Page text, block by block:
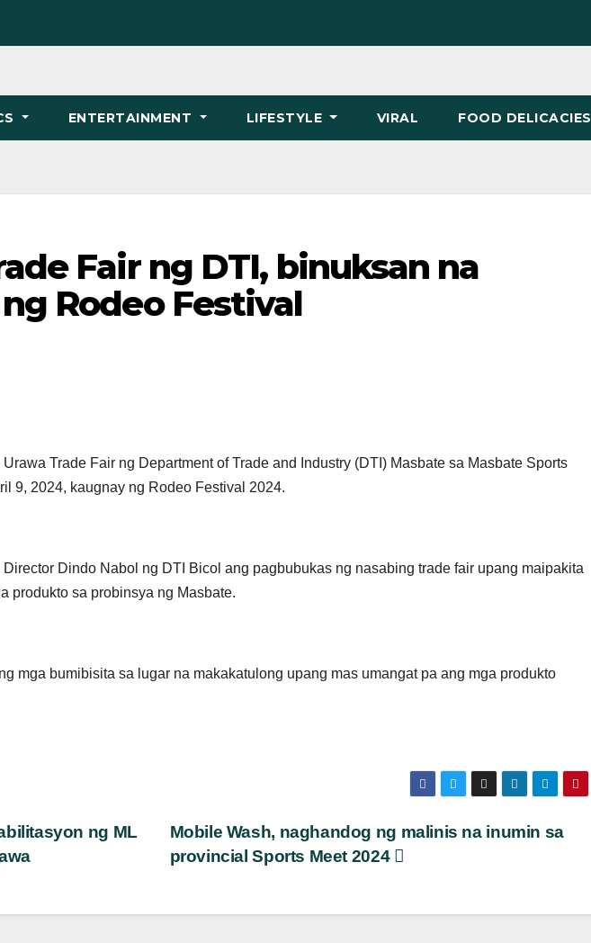
ENTERTAINMENT LIFESTYLE VIRAL FOOD DELICACIES
Fair ng DTI, binuksan na
Rodeo Festival
Trade Fair ng Department of Trade and Industry (DTI) Masbate sa Masbate Sports
9, 2024, kaugnay ng Rodeo Festival 2024.
Dindo Nabol ng DTI Bicol ang pagbubukas ng nasabing trade fair upang maipakita
produkto sa probinsya ng Masbate.
mga bumibisita sa lugar na makakatulong upang mas umangat pa ang mga produkto
Mobile Wash, naghandog ng malinis na inumin sa
provincial Sports Meet 2024
ng ML